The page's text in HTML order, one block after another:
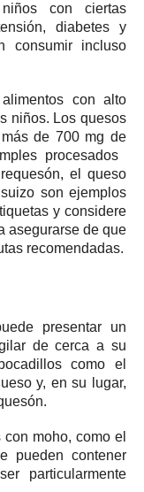
con ciertas
diabetes y
consumir incluso
con alto
niños. Los quesos
de 700 mg de
procesados
requesón, el queso
son ejemplos
y considere
asegurarse de que
recomendadas.
presentar un
de cerca a su
como el
y, en su lugar,
moho, como el
pueden contener
particularmente